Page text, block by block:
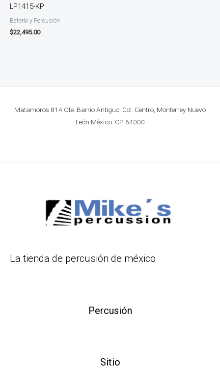
LP1415-KP
Batería y Percusión
$22,495.00
Matamoros 814 Ote. Barrio Antiguo, Col. Centro, Monterrey Nuevo
León México. CP. 64000
La tienda de percusión de méxico
Percusión
Sitio